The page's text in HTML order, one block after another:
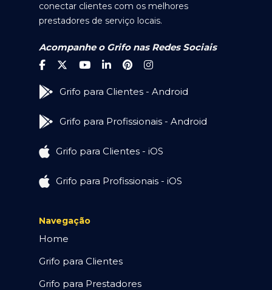
conectar clientes com os melhores
prestadores de serviço locais.
Acompanhe o Grifo nas Redes Sociais
Grifo para Clientes - Android
Grifo para Profissionais - Android
Grifo para Clientes - iOS
Grifo para Profissionais - iOS
Navegação
Home
Grifo para Clientes
Grifo para Prestadores